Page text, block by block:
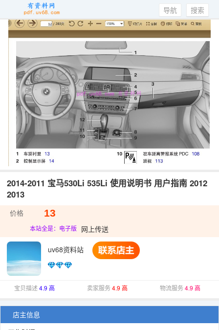
搜索
导航
2014-2011 宝马530Li 535Li 使用说明书 用户指南 2012
2013
价格 13
本站全是：电子版 网上传送
uv68资料站
宝贝描述 4.9 高 卖家服务4.9 高 物流服务4.9 高
店主信息